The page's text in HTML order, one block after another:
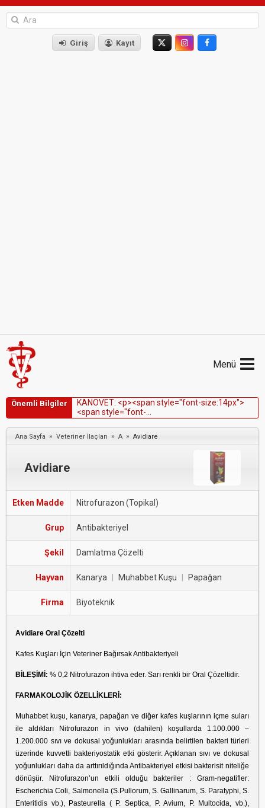
Giriş Kayıt
Menü
Önemli Bilgiler KANOVET: <p><span stye="font-size:14px">
<span stye="font-
family:Verdana,Geneva,sans-serif">Kanovet,
fötusüzerineototoksiketkisinedeniyleileri
ge be ha v an la rda kull
>
Ana Sayfa » Veteriner İlaçları » A » Avidiare
Avidiare
Etken Madde Nitrofurazon (Topikal)
Grup Antibakteriyel
Şekil Damlatma Çözelti
Hayvan Kanarya Muhabbet Kuşu Papağan
Firma Biyoteknik
Avidiare Oral Çözelti
Kafes Kuşları İçin Veteriner Bağırsak Antibakteriyeli
BİLEŞİMİ: % 0,2 Nitrofurazon ihtiva eder. Sarı renkli bir Oral Çözeltidir.
FARMAKOLOJİK ÖZELLİKLERİ:
Muhabbet kuşu, kanarya, papağan ve diğer kafes kuşlarının içme suları
ile aldıkları Nitrofurazon in vivo (dahilen) koşullarda 1.100.000 –
1.200.000 sıvı ve dokusal yoğunlukları arasında belirtilen bakteri türleri
üzerinde kuvvetli bakteriyostatik etki gösterir. Açıklanan sıvı ve dokusal
yoğunlukları daha da arttırıldığında Antibakteriyel etkisi bakterisit niteliğe
dönüşür. Nitrofurazon’un etkili olduğu bakteriler : Gram-negatifler:
Escherichia Coli, Salmonella (S.Pullorum, S. Gallinarum, S. Paratyphi, S.
Enteritidis vb.), Pasteurella ( P. Septica, P. Avium, P. Multocida, vb.),